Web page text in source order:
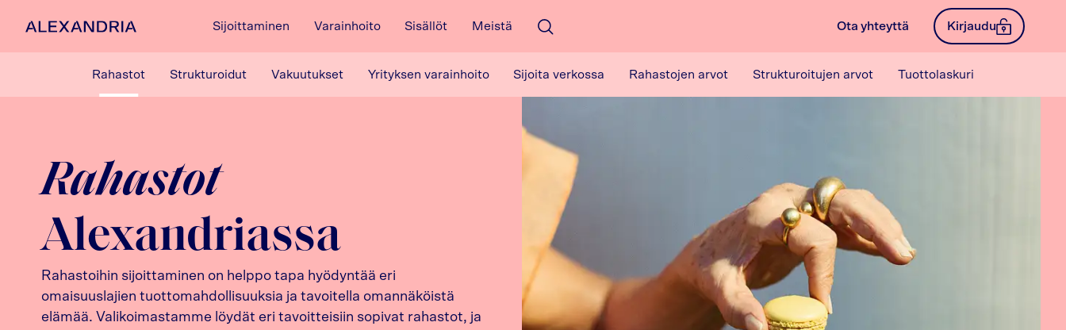
Etusivulle
Sijoittaminen Varainhoito Sisällöt Meistä
Avaa haku
Ota yhteyttä Kirjaudu
Rahastot Strukturoidut Vakuutukset Yrityksen varainhoito Sijoita verkossa Rahastojen arvot Strukturoitujen arvot Tuottolaskuri
Rahastot
Alexandriassa
Rahastoihin sijoittaminen on helppo tapa hyödyntää eri
omaisuuslajien tuottomahdollisuuksia ja tavoitella omannäköistä
elämää. Valikoimastamme löydät eri tavoitteisiin sopivat rahastot, ja